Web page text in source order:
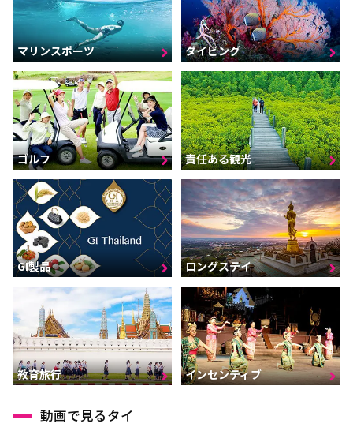
マリンスポーツ ダイビング
ゴルフ 責任ある観光
GI製品 ロングステイ
教育旅行 インセンティブ
動画で見るタイ